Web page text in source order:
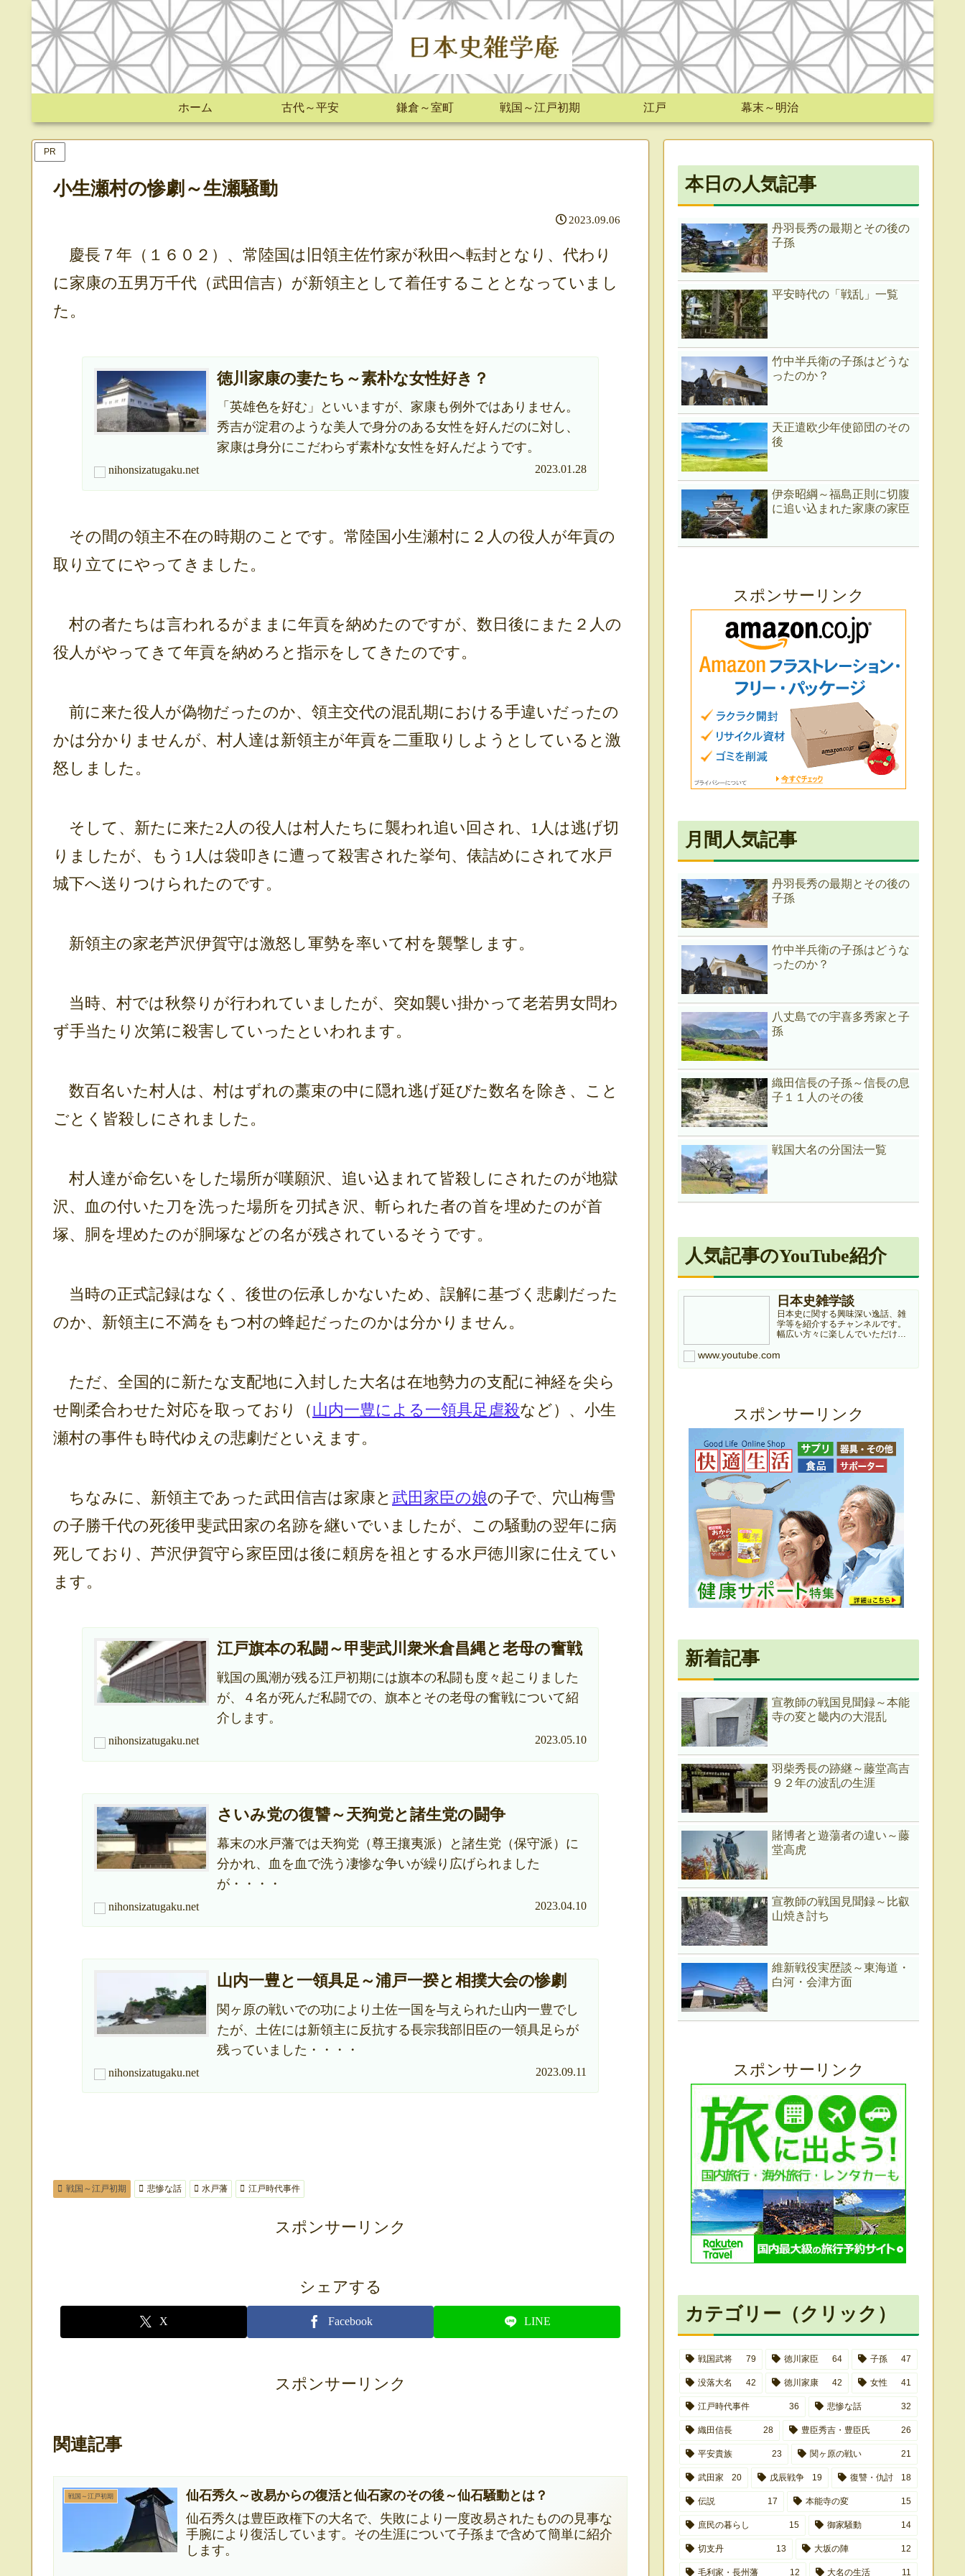
ホーム 古代～平安 鎌倉～室町 戦国～江戸初期 江戸 幕末～明治
PR
小生瀬村の惨劇～生瀬騒動
2023.09.06
慶長７年（１６０２）、常陸国は旧領主佐竹家が秋田へ転封となり、代わり
に家康の五男万千代（武田信吉）が新領主として着任することとなっていまし
た。
徳川家康の妻たち～素朴な女性好き？
「英雄色を好む」といいますが、家康も例外ではありません。
秀吉が淀君のような美人で身分のある女性を好んだのに対し、
家康は身分にこだわらず素朴な女性を好んだようです。
nihonsizatugaku.net 2023.01.28
その間の領主不在の時期のことです。常陸国小生瀬村に２人の役人が年貢の
取り立てにやってきました。
村の者たちは言われるがままに年貢を納めたのですが、数日後にまた２人の
役人がやってきて年貢を納めろと指示をしてきたのです。
前に来た役人が偽物だったのか、領主交代の混乱期における手違いだったの
かは分かりませんが、村人達は新領主が年貢を二重取りしようとしていると激
怒しました。
そして、新たに来た2人の役人は村人たちに襲われ追い回され、1人は逃げ切
りましたが、もう1人は袋叩きに遭って殺害された挙句、俵詰めにされて水戸
城下へ送りつけられたのです。
新領主の家老芦沢伊賀守は激怒し軍勢を率いて村を襲撃します。
当時、村では秋祭りが行われていましたが、突如襲い掛かって老若男女問わ
ず手当たり次第に殺害していったといわれます。
数百名いた村人は、村はずれの藁束の中に隠れ逃げ延びた数名を除き、こと
ごとく皆殺しにされました。
村人達が命乞いをした場所が嘆願沢、追い込まれて皆殺しにされたのが地獄
沢、血の付いた刀を洗った場所を刃拭き沢、斬られた者の首を埋めたのが首
塚、胴を埋めたのが胴塚などの名が残されているそうです。
当時の正式記録はなく、後世の伝承しかないため、誤解に基づく悲劇だった
のか、新領主に不満をもつ村の蜂起だったのかは分かりません。
ただ、全国的に新たな支配地に入封した大名は在地勢力の支配に神経を尖ら
せ剛柔合わせた対応を取っており（山内一豊による一領具足虐殺など）、小生
瀬村の事件も時代ゆえの悲劇だといえます。
ちなみに、新領主であった武田信吉は家康と 武田家臣の娘の子で、穴山梅雪
の子勝千代の死後甲斐武田家の名跡を継いでいましたが、この騒動の翌年に病
死しており、芦沢伊賀守ら家臣団は後に頼房を祖とする水戸徳川家に仕えてい
ます。
江戸旗本の私闘～甲斐武川衆米倉昌縄と老母の奮戦
戦国の風潮が残る江戸初期には旗本の私闘も度々起こりました
が、４名が死んだ私闘での、旗本とその老母の奮戦について紹
介します。
nihonsizatugaku.net 2023.05.10
さいみ党の復讐～天狗党と諸生党の闘争
幕末の水戸藩では天狗党（尊王攘夷派）と諸生党（保守派）に
分かれ、血を血で洗う凄惨な争いが繰り広げられました
が・・・・
nihonsizatugaku.net 2023.04.10
山内一豊と一領具足～浦戸一揆と相撲大会の惨劇
関ヶ原の戦いでの功により土佐一国を与えられた山内一豊でし
たが、土佐には新領主に反抗する長宗我部旧臣の一領具足らが
残っていました・・・・
nihonsizatugaku.net 2023.09.11
戦国～江戸初期 悲惨な話 水戸藩 江戸時代事件
スポンサーリンク
シェアする
X Facebook LINE
スポンサーリンク
関連記事
戦国～江戸初期
仙石秀久～改易からの復活と仙石家のその後～仙石騒動とは？
仙石秀久は豊臣政権下の大名で、失敗により一度改易されたものの見事な
手腕により復活しています。その生涯について子孫まで含めて簡単に紹介
します。
本日の人気記事
丹羽長秀の最期とその後の
子孫
平安時代の「戦乱」一覧
竹中半兵衛の子孫はどうな
ったのか？
天正遣欧少年使節団のその
後
伊奈昭綱～福島正則に切腹
に追い込まれた家康の家臣
スポンサーリンク
月間人気記事
丹羽長秀の最期とその後の
子孫
竹中半兵衛の子孫はどうな
ったのか？
八丈島での宇喜多秀家と子
孫
織田信長の子孫～信長の息
子１１人のその後
戦国大名の分国法一覧
人気記事のYouTube紹介
日本史雑学談
日本史に関する興味深い逸話、雑
学等を紹介するチャンネルです。
幅広い方々に楽しんでいただける
で紹介していきますのでどうぞよ
www.youtube.com
スポンサーリンク
新着記事
宣教師の戦国見聞録～本能
寺の変と畿内の大混乱
羽柴秀長の跡継～藤堂高吉
９２年の波乱の生涯
賭博者と遊蕩者の違い～藤
堂高虎
宣教師の戦国見聞録～比叡
山焼き討ち
維新戦役実歴談～東海道・
白河・会津方面
スポンサーリンク
カテゴリー（クリック）
戦国武将 79 徳川家臣 64 子孫 47
没落大名 42 徳川家康 42 女性 41
江戸時代事件 36 悲惨な話 32
織田信長 28 豊臣秀吉・豊臣氏 26
平安貴族 23 関ヶ原の戦い 21
武田家 20 戊辰戦争 19 復讐・仇討 18
伝説 17 本能寺の変 15
庶民の暮らし 15 御家騒動 14
切支丹 13 大坂の陣 12
毛利家・長州藩 12 大名の生活 11